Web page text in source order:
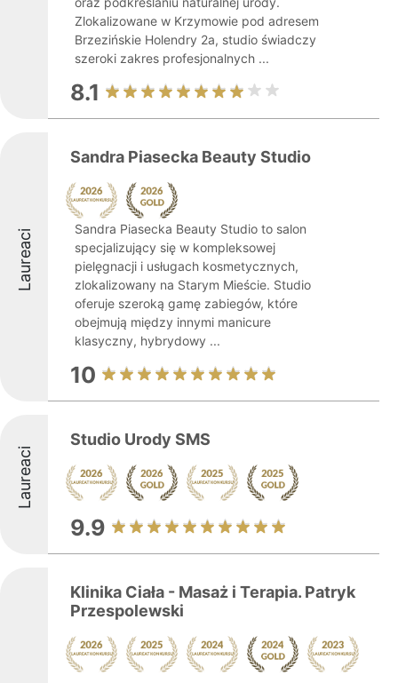
Zlokalizowane w Krzymowie pod adresem
Brzezińskie Holendry 2a, studio świadczy
szeroki zakres profesjonalnych ...
8.1
Laureaci
Sandra Piasecka Beauty Studio
Sandra Piasecka Beauty Studio to salon
specjalizujący się w kompleksowej
pielęgnacji i usługach kosmetycznych,
zlokalizowany na Starym Mieście. Studio
oferuje szeroką gamę zabiegów, które
obejmują między innymi manicure
klasyczny, hybrydowy ...
10
Laureaci
Studio Urody SMS
9.9
Klinika Ciała - Masaż i Terapia. Patryk
Przespolewski